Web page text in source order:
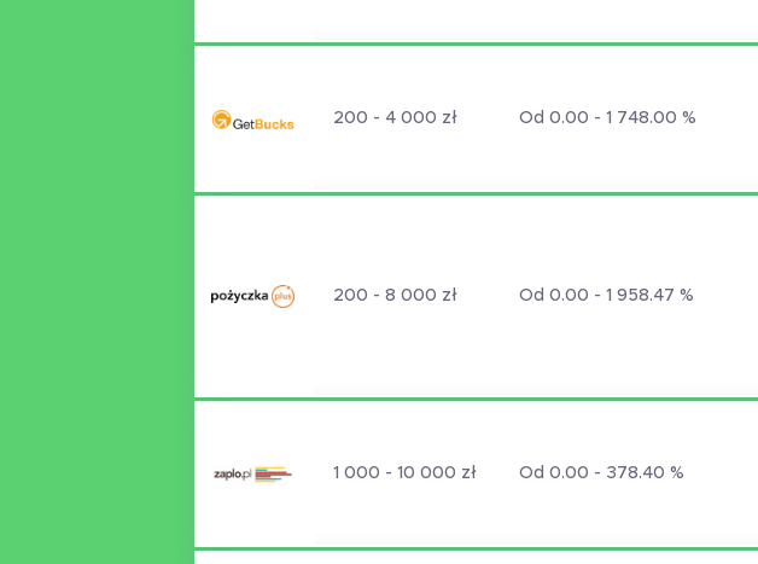
200 - 4 000 zł Od 0.00 - 1 748.00 %
200 - 8 000 zł Od 0.00 - 1 958.47 %
1 000 - 10 000 zł Od 0.00 - 378.40 %